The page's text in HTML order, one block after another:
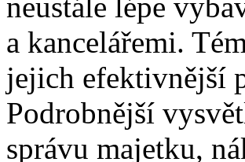
a kancelářemi.
jejich efektivnější
Podrobnější
správu majetku,